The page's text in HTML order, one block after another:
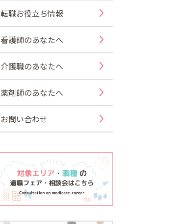
転職お役立ち情報
看護師のあなたへ
介護職のあなたへ
薬剤師のあなたへ
お問い合わせ